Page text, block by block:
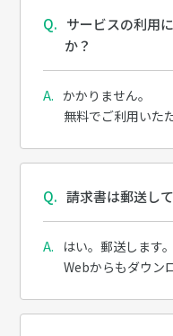
サービスの利用
か？
かかりません。
無料でご利用いた
請求書は郵送し
はい。郵送します
Webからもダウン